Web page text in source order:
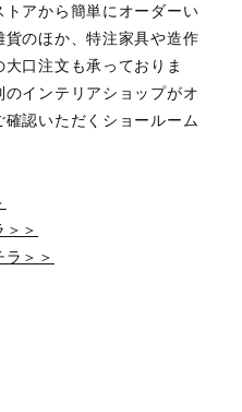
アから簡単にオーダーい
のほか、特注家具や造作
口注文も承っておりま
インテリアショップがオ
認いただくショールーム
＞
＞＞